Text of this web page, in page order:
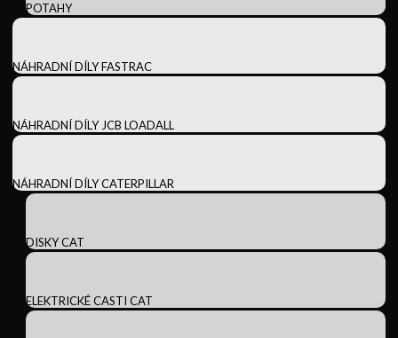
POTAHY
NÁHRADNÍ DÍLY FASTRAC
NÁHRADNÍ DÍLY JCB LOADALL
NÁHRADNÍ DÍLY CATERPILLAR
DISKY CAT
ELEKTRICKÉ CASTI CAT